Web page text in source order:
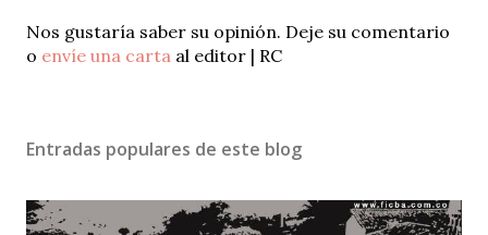
P
u
c
r
u
Nos gustaría saber su opinión. Deje su comentario
o envíe una carta al editor | RC
Entradas populares de este blog